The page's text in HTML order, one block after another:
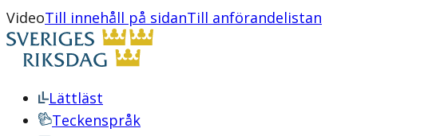
VideoTill innehåll på sidanTill anförandelistan
Lättläst
Teckenspråk